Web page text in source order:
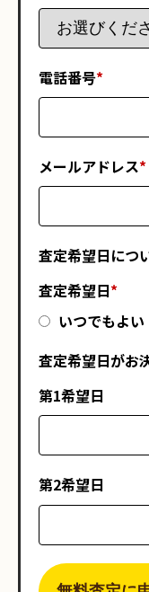
電話番号*
メールアドレス*
査定希望日につ
査定希望日*
いつでもよい
査定希望日がお
第1希望日
第2希望日